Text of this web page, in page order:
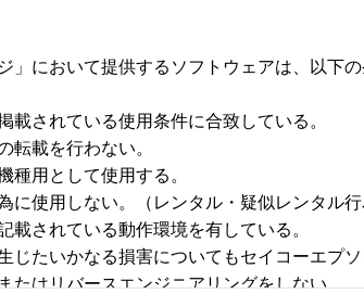
」において提供するソフトウェアは、以下
載されている使用条件に合致している。
転載を行わない。
種用として使用する。
に使用しない。（レンタル・疑似レンタル
載されている動作環境を有している。
じたいかなる損害についてもセイコーエプ
たはリバースエンジニアリングをしない。